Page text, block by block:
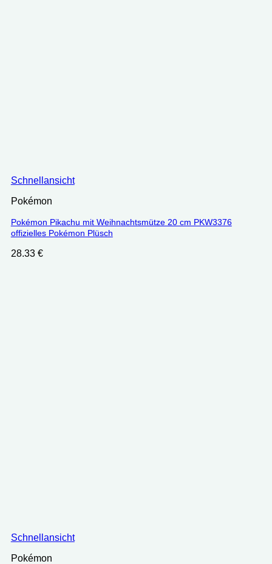
Schnellansicht
Pokémon
Pokémon Pikachu mit Weihnachtsmütze 20 cm PKW3376
offizielles Pokémon Plüsch
28.33 €
Schnellansicht
Pokémon